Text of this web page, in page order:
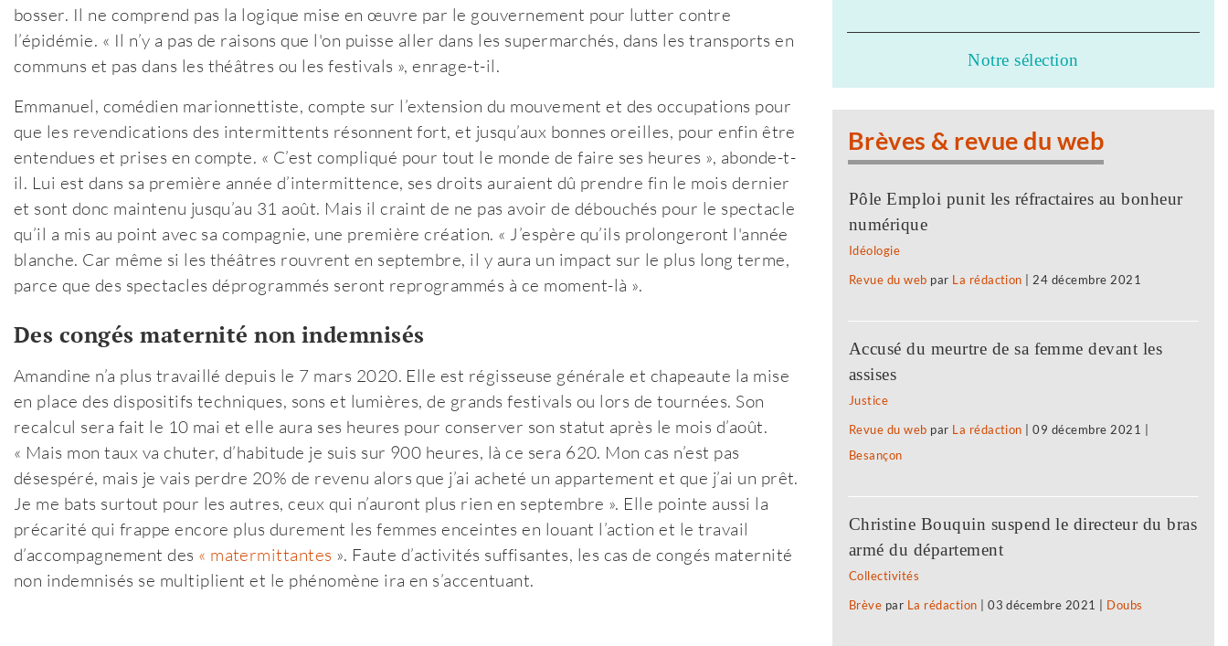
bosser. Il ne comprend pas la logique mise en œuvre par le gouvernement pour lutter contre
l’épidémie. « Il n’y a pas de raisons que l'on puisse aller dans les supermarchés, dans les transports en
communs et pas dans les théâtres ou les festivals », enrage-t-il.
Emmanuel, comédien marionnettiste, compte sur l’extension du mouvement et des occupations pour
que les revendications des intermittents résonnent fort, et jusqu’aux bonnes oreilles, pour enfin être
entendues et prises en compte. « C’est compliqué pour tout le monde de faire ses heures », abonde-t-
il. Lui est dans sa première année d’intermittence, ses droits auraient dû prendre fin le mois dernier
et sont donc maintenu jusqu’au 31 août. Mais il craint de ne pas avoir de débouchés pour le spectacle
qu’il a mis au point avec sa compagnie, une première création. « J’espère qu’ils prolongeront l'année
blanche. Car même si les théâtres rouvrent en septembre, il y aura un impact sur le plus long terme,
parce que des spectacles déprogrammés seront reprogrammés à ce moment-là ».
Des congés maternité non indemnisés
Amandine n’a plus travaillé depuis le 7 mars 2020. Elle est régisseuse générale et chapeaute la mise
en place des dispositifs techniques, sons et lumières, de grands festivals ou lors de tournées. Son
recalcul sera fait le 10 mai et elle aura ses heures pour conserver son statut après le mois d’août.
« Mais mon taux va chuter, d’habitude je suis sur 900 heures, là ce sera 620. Mon cas n’est pas
désespéré, mais je vais perdre 20% de revenu alors que j’ai acheté un appartement et que j’ai un prêt.
Je me bats surtout pour les autres, ceux qui n’auront plus rien en septembre ». Elle pointe aussi la
précarité qui frappe encore plus durement les femmes enceintes en louant l’action et le travail
d’accompagnement des « matermittantes ». Faute d’activités suffisantes, les cas de congés maternité
non indemnisés se multiplient et le phénomène ira en s’accentuant.
Notre sélection
Brèves & revue du web
Pôle Emploi punit les réfractaires au bonheur
numérique
Idéologie
Revue du web par La rédaction 24 décembre 2021
Accusé du meurtre de sa femme devant les
assises
Justice
Revue du web par La rédaction |09 décembre 2021
Besançon
Christine Bouquin suspend le directeur du bras
armé du département
Collectivités
Brève par La rédaction |03 décembre 2021 Doubs